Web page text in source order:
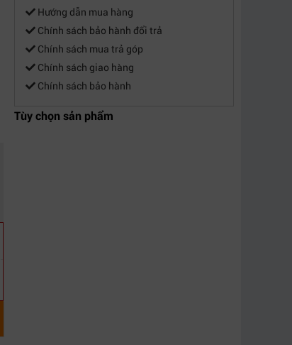
Hướng dẫn mua hàng
Chính sách bảo hành đổi trả
Chính sách mua trả góp
Chính sách giao hàng
Chính sách bảo hành
Tùy chọn sản phẩm